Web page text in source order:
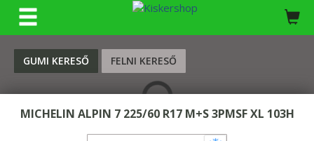
GUMI KERESŐ FELNI KERESŐ
MICHELIN ALPIN 7 225/60 R17 M+S 3PMSF XL 103H